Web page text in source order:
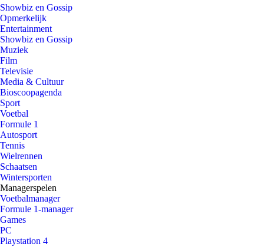
Showbiz en Gossip
Opmerkelijk
Entertainment
Showbiz en Gossip
Muziek
Film
Televisie
Media & Cultuur
Bioscoopagenda
Sport
Voetbal
Formule 1
Autosport
Tennis
Wielrennen
Schaatsen
Wintersporten
Managerspelen
Voetbalmanager
Formule 1-manager
Games
PC
Playstation 4